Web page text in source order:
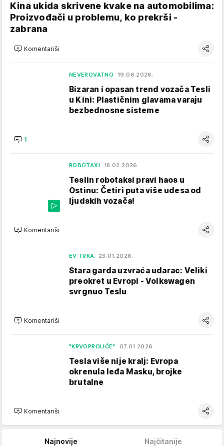
Kina ukida skrivene kvake na automobilima:
Proizvođači u problemu, ko prekrši -
zabrana
Komentariši
NEVEROVATNO 19.06.2026.
Bizaran i opasan trend vozača Tesli
u Kini: Plastičnim glavama varaju
bezbednosne sisteme
1
ROBOTAXI 18.02.2026.
Teslin robotaksi pravi haos u
Ostinu: Četiri puta više udesa od
ljudskih vozača!
Komentariši
EV TRKA 23.01.2026.
Stara garda uzvraća udarac: Veliki
preokret u Evropi - Volkswagen
svrgnuo Teslu
Komentariši
"KRVOPROLIĆE" 07.01.2026.
Tesla više nije kralj: Evropa
okrenula leđa Masku, brojke
brutalne
Komentariši
Najnovije Najčitanije